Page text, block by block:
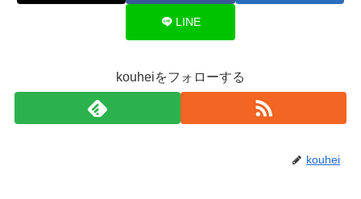
LINE
kouheiをフォローする
kouhei